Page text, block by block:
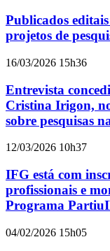
Publicados
projetos de
16/03/2026 15h36
Entrevista
Cristina Irigon,
sobre pesquisas
12/03/2026 10h37
IFG está com
profissionais e
Programa
04/02/2026 15h05